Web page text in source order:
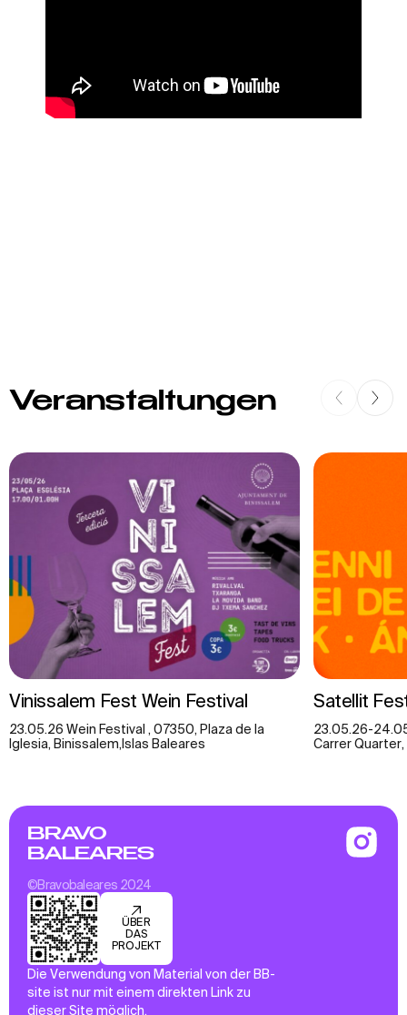
Veranstaltungen
Vinissalem Fest Wein Festival
23.05.26 Wein Festival , 07350, Plaza de la
Iglesia, Binissalem,Islas Baleares
Satellit
23.05.26-
Carrer Quarter,
BRAVO
BALEARES
©Bravobaleares 2024
ÜBER
DAS
PROJEKT
Die Verwendung von Material von der BB-
site ist nur mit einem direkten Link zu
dieser Site möglich.